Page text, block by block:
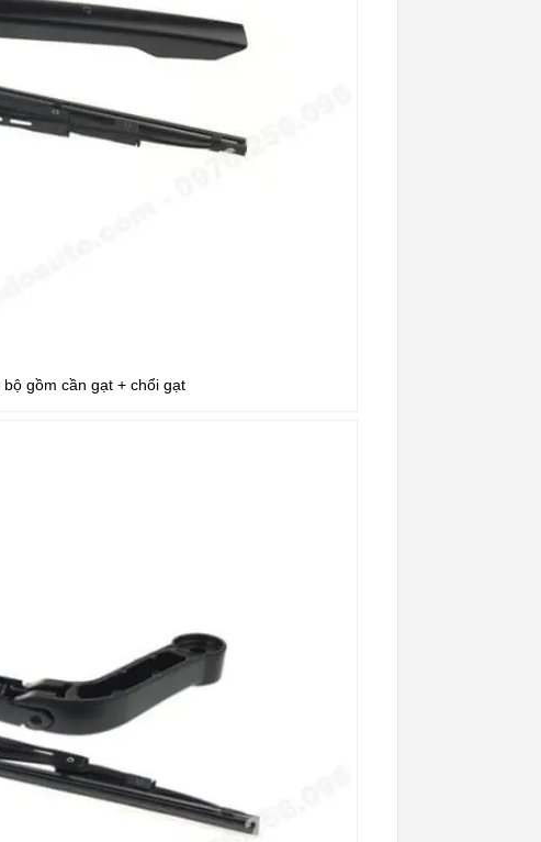
gồm cần gạt + chổi gạt